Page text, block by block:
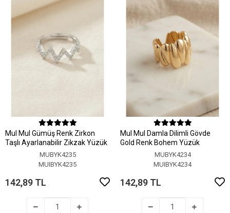
MuI MuI Gümüş Renk Zirkon
Taşlı Ayarlanabilir Zikzak Yüzük
MUBYK4235
MUIBYK4235
142,89 TL
MuI MuI Damla Dilimli Gövde
Gold Renk Bohem Yüzük
MUBYK4234
MUIBYK4234
142,89 TL